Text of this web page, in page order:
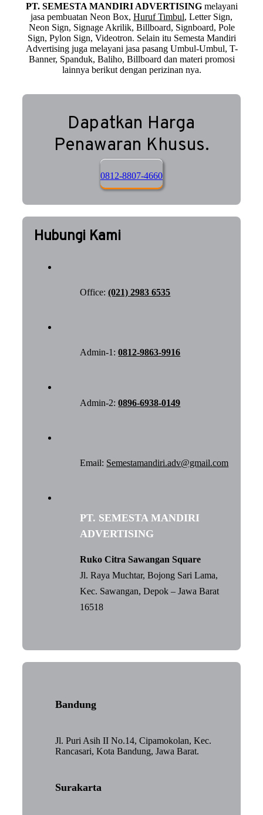
PT. SEMESTA MANDIRI ADVERTISINGmelayani
jasa pembuatan Neon Box, Huruf Timbul, Letter Sign,
Neon Sign, Signage Akrilik, Billboard, Signboard, Pole
Sign, Pylon Sign, Videotron. Selain itu Semesta Mandiri
Advertising juga melayani jasa pasang Umbul-Umbul, T-
Banner, Spanduk, Baliho, Billboard dan materi promosi
lainnya berikut dengan perizinan nya.
Dapatkan Harga
Penawaran Khusus.
0812-8807-4660
Hubungi Kami
Office:(021) 2983 6535
Admin-1:0812-9863-9916
Admin-2:0896-6938-0149
Email: Semestamandiri.adv@gmail.com
PT. SEMESTA MANDIRI
ADVERTISING
Ruko Citra Sawangan Square
Jl. Raya Muchtar, Bojong Sari Lama,
Kec. Sawangan, Depok – Jawa Barat
16518
Bandung
Jl. Puri Asih II No.14, Cipamokolan, Kec.
Rancasari, Kota Bandung, Jawa Barat.
Surakarta